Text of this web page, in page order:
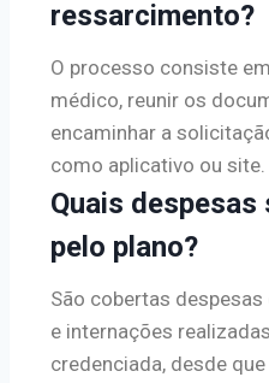
ressarcimento?
O processo consiste
médico, reunir os
encaminhar a
como aplicativo ou site.
Quais
pelo plano?
São cobertas
e internações
credenciada, desde